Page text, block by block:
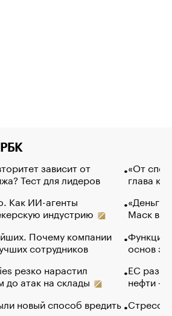
РБК
зависит от
Тест для лидеров
Как ИИ-агенты
индустрию
Почему компании
сотрудников
резко нарастил
до атак на склады
новый способ вредить
«От
глава
«Деньги
Маск в
Функции
основ
ЕС
нефти —
Стресс